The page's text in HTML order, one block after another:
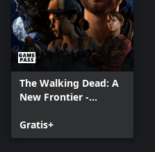
The Walking Dead: A
New Frontier -
Gratis+